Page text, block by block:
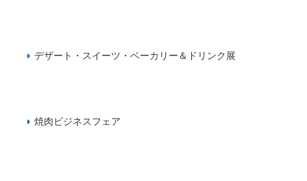
デザート・スイーツ・ベーカリー＆ドリンク展
焼肉ビジネスフェア